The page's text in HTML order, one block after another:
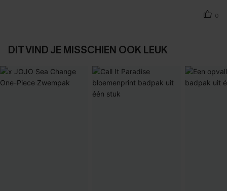
0
DIT VIND JE MISSCHIEN OOK LEUK